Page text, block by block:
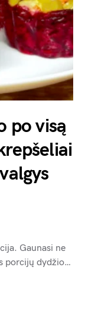
po visą
Gaunasi ne
porcijų dydžio…